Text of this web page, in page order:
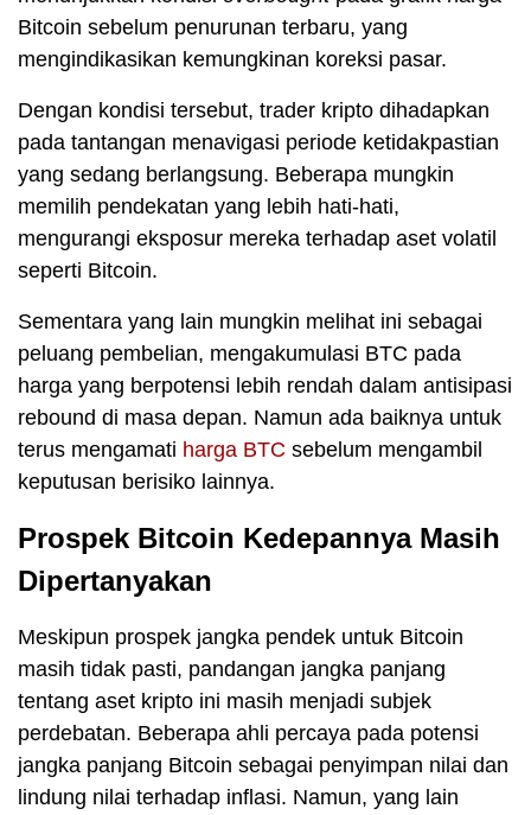
Bitcoin sebelum penurunan terbaru, yang
mengindikasikan kemungkinan koreksi pasar.
Dengan kondisi tersebut, trader kripto dihadapkan
pada tantangan menavigasi periode ketidakpastian
yang sedang berlangsung. Beberapa mungkin
memilih pendekatan yang lebih hati-hati,
mengurangi eksposur mereka terhadap aset volatil
seperti Bitcoin.
Sementara yang lain mungkin melihat ini sebagai
peluang pembelian, mengakumulasi BTC pada
harga yang berpotensi lebih rendah dalam antisipasi
rebound di masa depan. Namun ada baiknya untuk
terus mengamati harga BTC sebelum mengambil
keputusan berisiko lainnya.
Prospek Bitcoin Kedepannya Masih
Dipertanyakan
Meskipun prospek jangka pendek untuk Bitcoin
masih tidak pasti, pandangan jangka panjang
tentang aset kripto ini masih menjadi subjek
perdebatan. Beberapa ahli percaya pada potensi
jangka panjang Bitcoin sebagai penyimpan nilai dan
lindung nilai terhadap inflasi. Namun, yang lain